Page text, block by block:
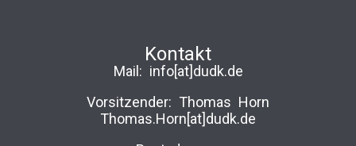
Kontakt
Mail: info[at]dudk.de
Vorsitzender: Thomas Horn
Thomas.Horn[at]dudk.de